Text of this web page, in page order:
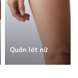
Quần lót nữ